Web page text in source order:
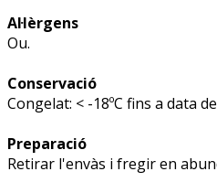
Al·lèrgens
Ou.
Conservació
Congelat: < -18ºC fins a data
Preparació
Retirar l'envàs i fregir en